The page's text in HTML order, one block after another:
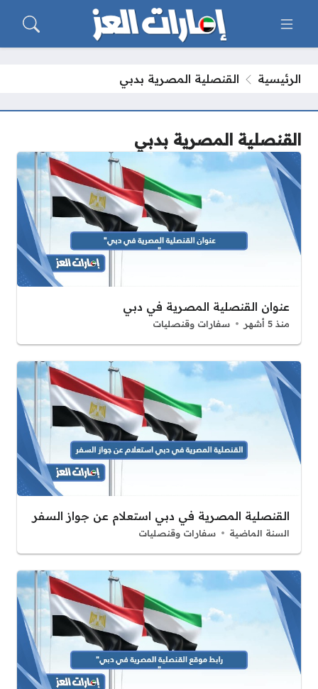
الرئيسية القنصلية المصرية بدبي
القنصلية المصرية بدبي
عنوان القنصلية المصرية في دبي
منذ 5 أشهر سفارات وقنصليات
القنصلية المصرية في دبي استعلام عن جواز السفر
السنة الماضية سفارات وقنصليات